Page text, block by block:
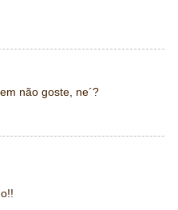
não goste, ne´?